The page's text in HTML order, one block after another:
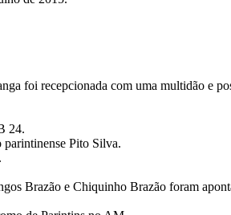
foi recepcionada com uma multidão e
24.
parintinense Pito Silva.
Brazão e Chiquinho Brazão foram